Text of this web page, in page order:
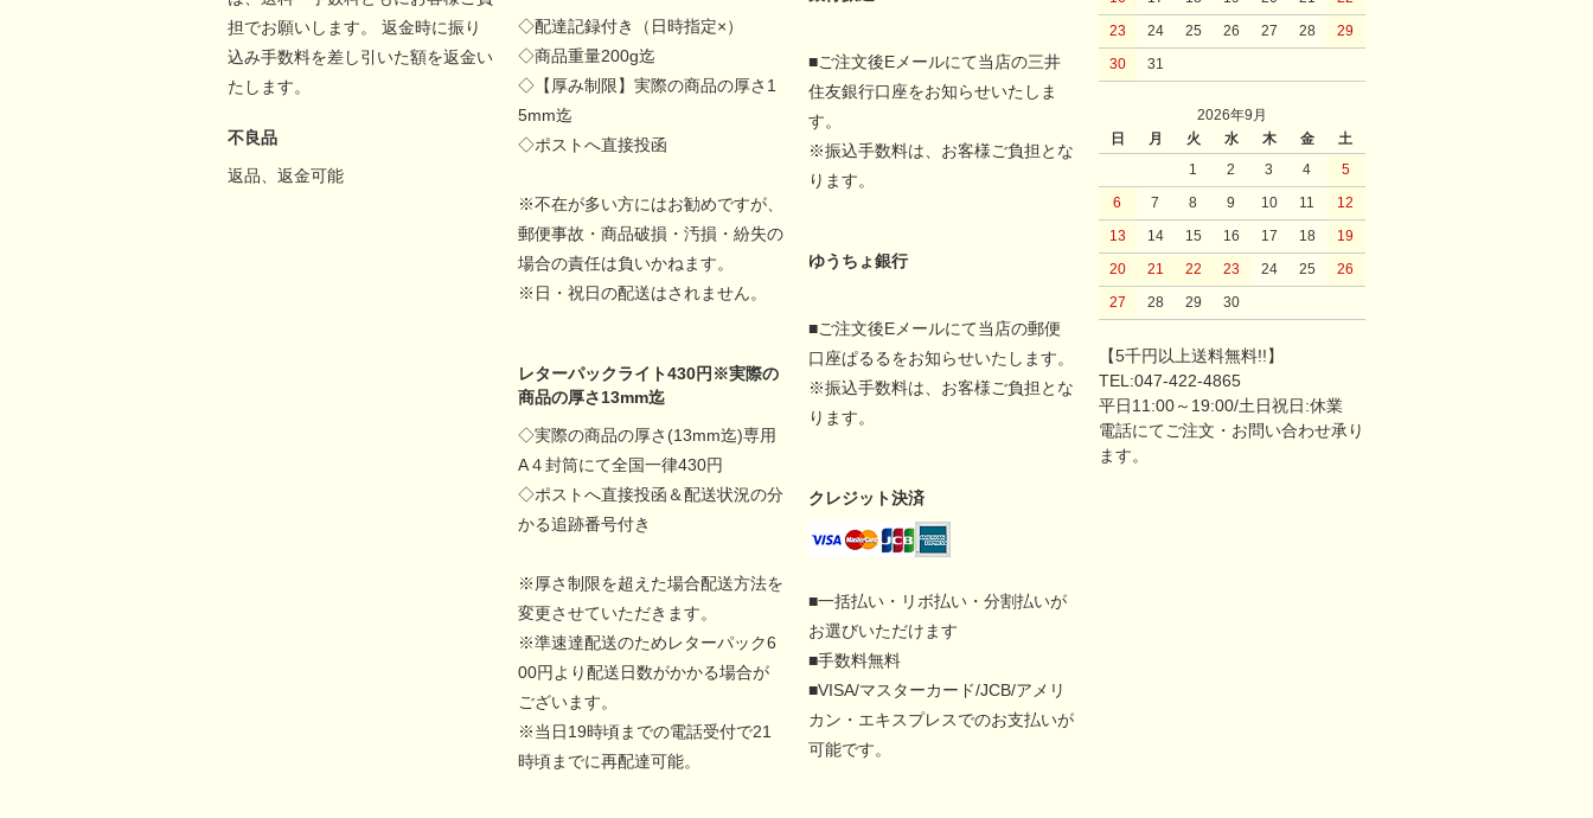
担でお願いします。 返金時に振り
込み手数料を差し引いた額を返金い
たします。
不良品
返品、返金可能
◇配達記録付き（日時指定×）
◇商品重量200g迄
◇【厚み制限】実際の商品の厚さ1
5mm迄
◇ポストへ直接投函
※不在が多い方にはお勧めですが、
郵便事故・商品破損・汚損・紛失の
場合の責任は負いかねます。
※日・祝日の配送はされません。
レターパックライト430円※実際の
商品の厚さ13mm迄
◇実際の商品の厚さ(13mm迄)専用
A４封筒にて全国一律430円
◇ポストへ直接投函＆配送状況の分
かる追跡番号付き
※厚さ制限を超えた場合配送方法を
変更させていただきます。
※準速達配送のためレターパック6
00円より配送日数がかかる場合が
ございます。
※当日19時頃までの電話受付で21
時頃までに再配達可能。
■ご注文後Eメールにて当店の三井
住友銀行口座をお知らせいたしま
す。
※振込手数料は、お客様ご負担とな
ります。
ゆうちょ銀行
■ご注文後Eメールにて当店の郵便
口座ぱるるをお知らせいたします。
※振込手数料は、お客様ご負担とな
ります。
クレジット決済
■一括払い・リボ払い・分割払いが
お選びいただけます
■手数料無料
■VISA/マスターカード/JCB/アメリ
カン・エキスプレスでのお支払いが
可能です。
23
24 25 26 27 28
29
30
31
2026年9月
日
月 火 水 木 金
土
1
2 3 4
5
6
7 8 9 10 11
12
13
14 15 16 17 18
19
20
21 22 23 24 25
26
27
28 29 30
【5千円以上送料無料!!】
TEL:047-422-4865
平日11:00～19:00/土日祝日:休業
電話にてご注文・お問い合わせ承り
ます。